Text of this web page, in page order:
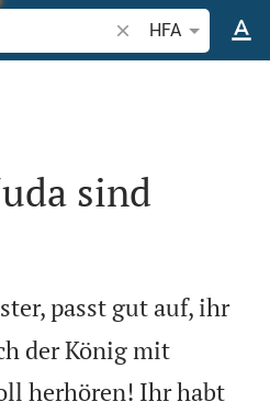
Bibelstelle oder
HFA
sind
passt gut auf, ihr
der König mit
herhören! Ihr habt